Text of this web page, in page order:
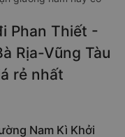
Phan Thiết -
Rịa-Vũng Tàu
rẻ nhất
Nam Kì Khởi